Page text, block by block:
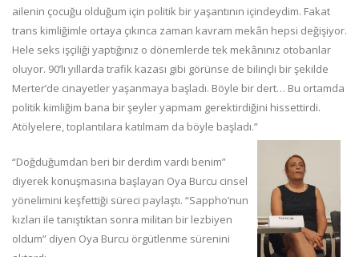
ailenin çocuğu olduğum için politik bir yaşantının içindeydim. Fakat
trans kimliğimle ortaya çıkınca zaman kavram mekân hepsi değişiyor.
Hele seks işçiliği yaptığınız o dönemlerde tek mekânınız otobanlar
oluyor. 90’lı yıllarda trafik kazası gibi görünse de bilinçli bir şekilde
Merter’de cinayetler yaşanmaya başladı. Böyle bir dert… Bu ortamda
politik kimliğim bana bir şeyler yapmam gerektirdiğini hissettirdi.
Atölyelere, toplantılara katılmam da böyle başladı.”
“Doğduğumdan beri bir derdim vardı benim”
diyerek konuşmasına başlayan Oya Burcu cinsel
yönelimini keşfettiği süreci paylaştı. “Sappho’nun
kızları ile tanıştıktan sonra militan bir lezbiyen
oldum” diyen Oya Burcu örgütlenme sürenini